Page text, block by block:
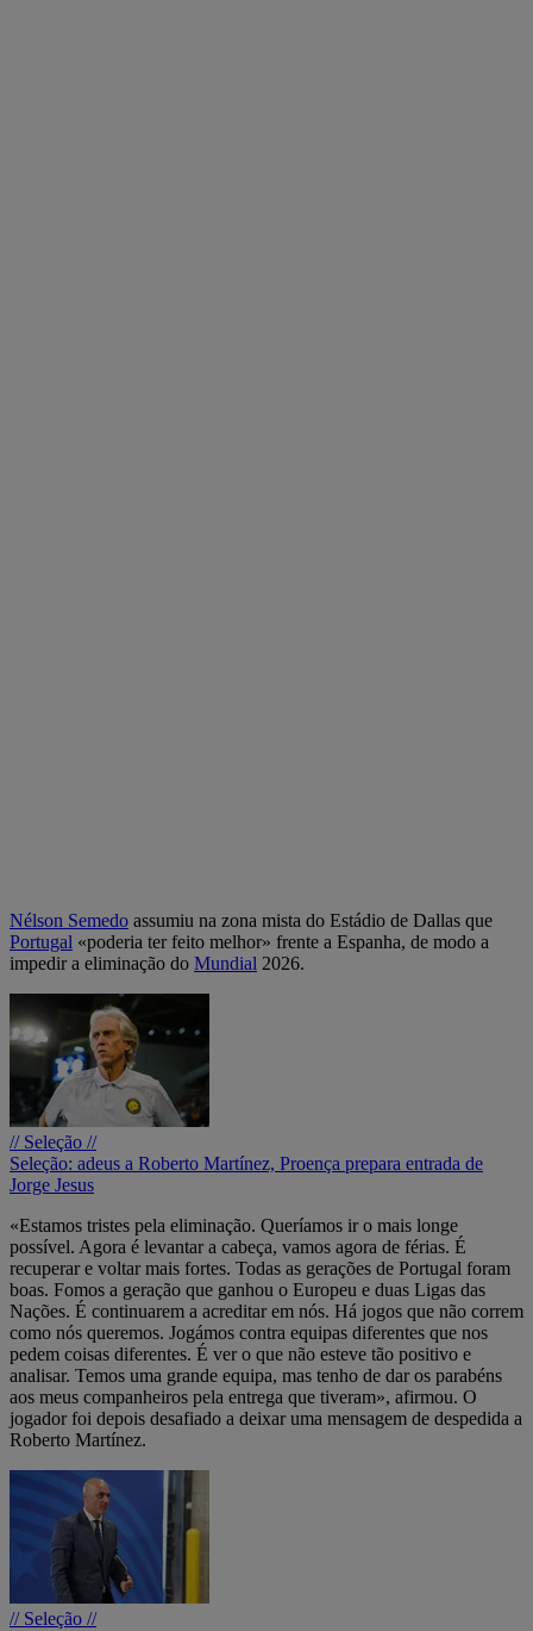
Nélson Semedo assumiu na zona mista do Estádio de Dallas que
Portugal «poderia ter feito melhor» frente a Espanha, de modo a
impedir a eliminação do Mundial 2026.
// Seleção //
Seleção: adeus a Roberto Martínez, Proença prepara entrada de
Jorge Jesus
«Estamos tristes pela eliminação. Queríamos ir o mais longe
possível. Agora é levantar a cabeça, vamos agora de férias. É
recuperar e voltar mais fortes. Todas as gerações de Portugal foram
boas. Fomos a geração que ganhou o Europeu e duas Ligas das
Nações. É continuarem a acreditar em nós. Há jogos que não correm
como nós queremos. Jogámos contra equipas diferentes que nos
pedem coisas diferentes. É ver o que não esteve tão positivo e
analisar. Temos uma grande equipa, mas tenho de dar os parabéns
aos meus companheiros pela entrega que tiveram», afirmou. O
jogador foi depois desafiado a deixar uma mensagem de despedida a
Roberto Martínez.
// Seleção //